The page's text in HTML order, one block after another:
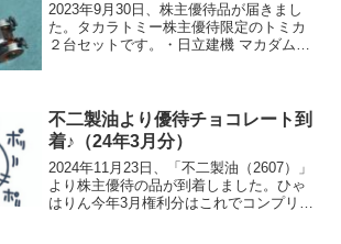
2023年9月30日、株主優待品が届きまし
た。タカラトミー株主優待限定のトミカ
２台セットです。・日立建機 マカダムロ
不二製油より優待チョコレート到
着♪（24年3月分）
2024年11月23日、「不二製油（2607）」
より株主優待の品が到着しました。ひゃ
はりん今年3月権利分はこれでコンプリー